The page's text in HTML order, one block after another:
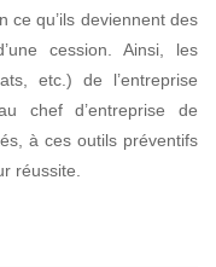
ce qu’ils deviennent des
cession. Ainsi, les
etc.) de l’entreprise
chef d’entreprise de
à ces outils préventifs
réussite.